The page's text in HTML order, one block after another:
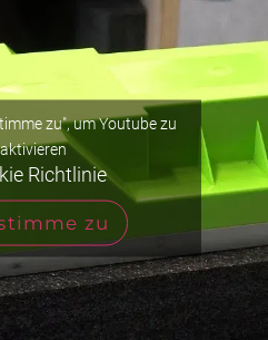
zu", um Youtube zu
aktivieren
Richtlinie
zu